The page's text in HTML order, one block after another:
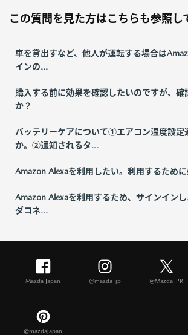
この質問を見た方はこちらも参照し
車を貸出すなど、他人が運転する場合は
インの...
購入する前に効果を確認したいのですが、確
か？
バッテリーケアについて①エアコン温度設定
か。②通知されるタ...
Amazon Alexaを利用したい。利用するため
Amazon Alexaを利用するため、サインイン
ダコネ...
Mazda Japan @mazda_jp @Mazda_PR
@mazdajapan